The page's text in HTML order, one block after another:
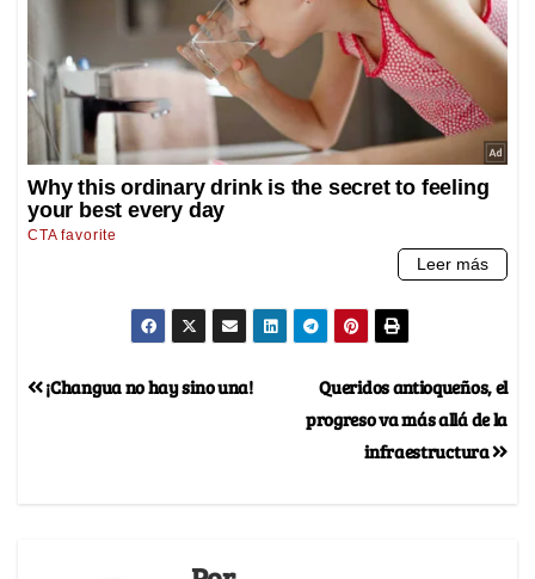
Queridos antioqueños, el
progreso va más allá de la
infraestructura
¡Changua no hay sino una!